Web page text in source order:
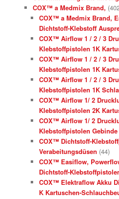
COX™ a Medmix Brand,
COX™ a Medmix Brand,
Dichtstoff-Klebstoff
COX™ Airflow 1 / 2 / 3
Klebstoffpistolen 1K
COX™ Airflow 1 / 2 / 3
Klebstoffpistolen 1K
COX™ Airflow 1 / 2 / 3
Klebstoffpistolen 1K
COX™ Airflow 1/ 2
Klebstoffpistolen 2K
COX™ Airflow 1/ 2
Klebstoffpistolen Gebinde
COX™ Dichtstoff-
Verabeitungsdüsen (44)
COX™ Easiflow,
Dichtstoff-
COX™ Elektraflow Akku
K Kartuschen-